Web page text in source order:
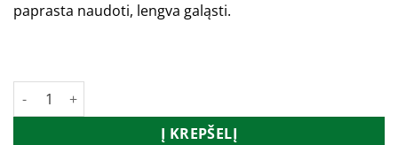
paprasta naudoti, lengva galąsti.
produkto kiekis: DAYANG diskinis sukirpimo peilis
Į KREPŠELĮ